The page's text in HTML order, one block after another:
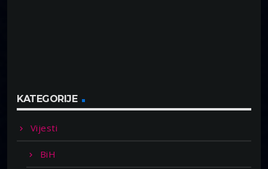
KATEGORIJE
Vijesti
BiH